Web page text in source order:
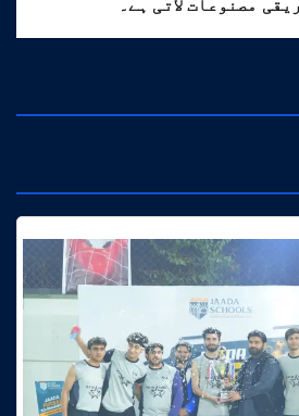
مصنوعات لاتی ہے۔